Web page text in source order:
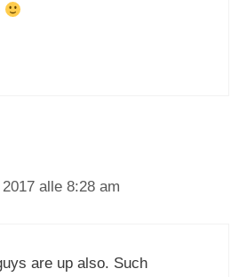
alle 8:28 am
are up also. Such